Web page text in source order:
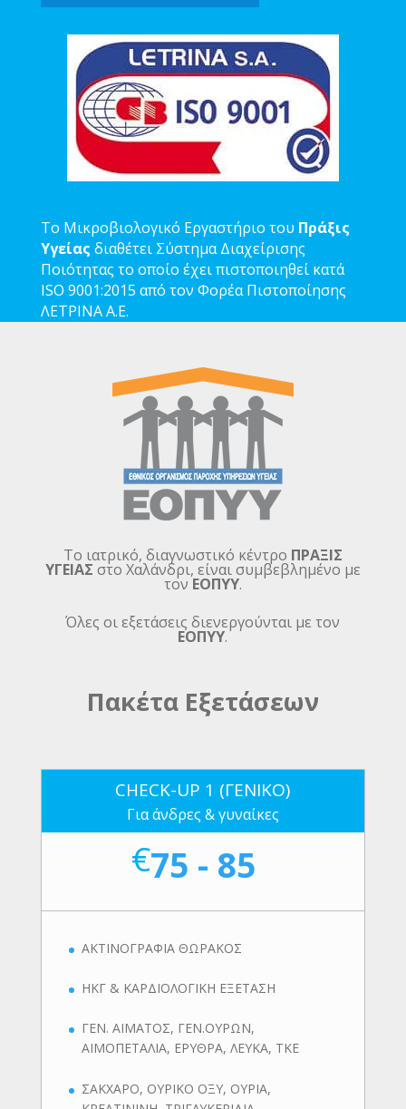
Το Μικροβιολογικό Εργαστήριο του Πράξις
Υγείας διαθέτει Σύστημα Διαχείρισης
Ποιότητας το οποίο έχει πιστοποιηθεί κατά
ISO 9001:2015 από τον Φορέα Πιστοποίησης
ΛΕΤΡΙΝΑ Α.Ε.
Το ιατρικό, διαγνωστικό κέντρο ΠΡΑΞΙΣ
ΥΓΕΙΑΣ στο Χαλάνδρι, είναι συμβεβλημένο με
τονΕΟΠΥΥ.
Όλες οι εξετάσεις διενεργούνται με τον
ΕΟΠΥΥ.
Πακέτα Εξετάσεων
CHECK-UP 1 (ΓΕΝΙΚΟ)
Για άνδρες & γυναίκες
€75 - 85
ΑΚΤΙΝΟΓΡΑΦΙΑ ΘΩΡΑΚΟΣ
ΗΚΓ & ΚΑΡΔΙΟΛΟΓΙΚΗ ΕΞΕΤΑΣΗ
ΓΕΝ. ΑΙΜΑΤΟΣ, ΓΕΝ.ΟΥΡΩΝ,
ΑΙΜΟΠΕΤΑΛΙΑ, ΕΡΥΘΡΑ, ΛΕΥΚΑ, ΤΚΕ
ΣΑΚΧΑΡΟ, ΟΥΡΙΚΟ ΟΞΥ, ΟΥΡΙΑ,